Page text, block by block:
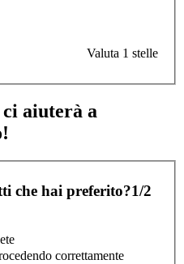
Valuta 1 stelle
aiuterà a
che hai preferito?1/2
correttamente